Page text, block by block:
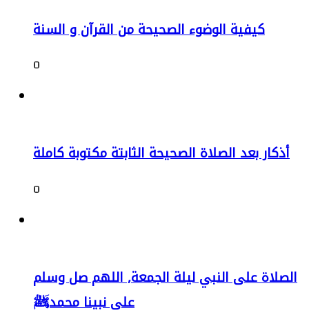
كيفية الوضوء الصحيحة من القرآن و السنة
0
أذكار بعد الصلاة الصحيحة الثابتة مكتوبة كاملة
0
الصلاة على النبي ليلة الجمعة, اللهم صل وسلم
على نبينا محمدﷺ